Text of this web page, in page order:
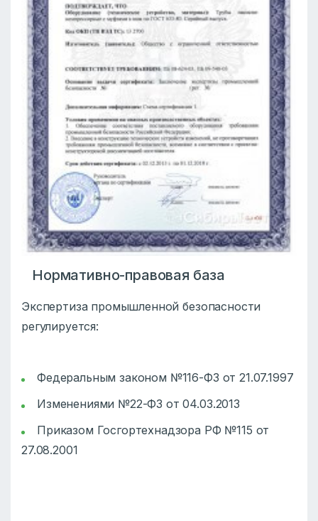
Нормативно-правовая база
Экспертиза промышленной безопасности
регулируется:
Федеральным законом №116-ФЗ от 21.07.1997
Изменениями №22-ФЗ от 04.03.2013
Приказом Госгортехнадзора РФ №115 от
27.08.2001